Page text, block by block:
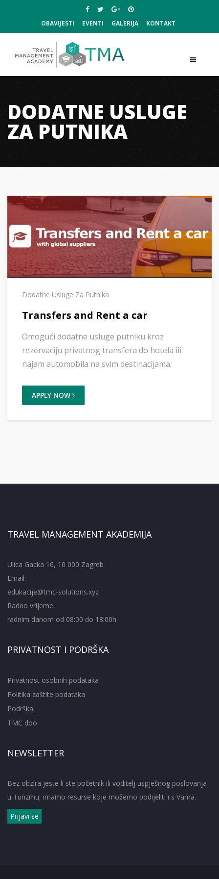
OBAVIJESTI EVENTI GALERIJA KONTAKT
DODATNE USLUGE
ZA PUTNIKA
Dodatne Usluge Za Putnika
Transfers and Rent a car
Omogući dodatne usluge putniku kroz
rezervaciju privatnog transfera do hotela ili
najam automobila na svim destinacijama.
APPLY NOW
TRAVEL MANAGEMENT AKADEMIJA
Ulica Gacka 16, 10 000 Zagreb
Email:
edukacije@tmc-solutions.xyz
Radno vrijeme:
radnim danom od 08:00 do 18:00h
PRIVATNOST I PODRŠKA
Privatnost osobnih podataka
Politika zaštite podataka
Podrška
TMC doo
NEWSLETTER
Bez obzira jeste li ste početnik ili voditelj uspješnog poslovanja
u Turizmu, imamo resurse koje možemo podijeliti i s Vama.
Prijavi se